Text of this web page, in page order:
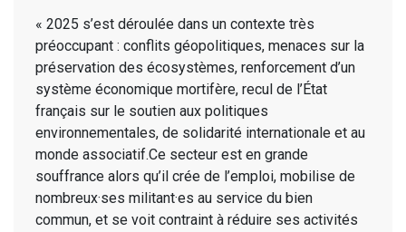
« 2025 s’est déroulée dans un contexte très
préoccupant : conflits géopolitiques, menaces sur la
préservation des écosystèmes, renforcement d’un
système économique mortifère, recul de l’État
français sur le soutien aux politiques
environnementales, de solidarité internationale et au
monde associatif.Ce secteur est en grande
souffrance alors qu’il crée de l’emploi, mobilise de
nombreux·ses militant·es au service du bien
commun, et se voit contraint à réduire ses activités